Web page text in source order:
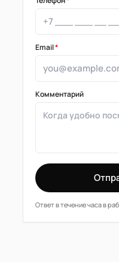
Email*
Комментарий
Ответ в течение часа в